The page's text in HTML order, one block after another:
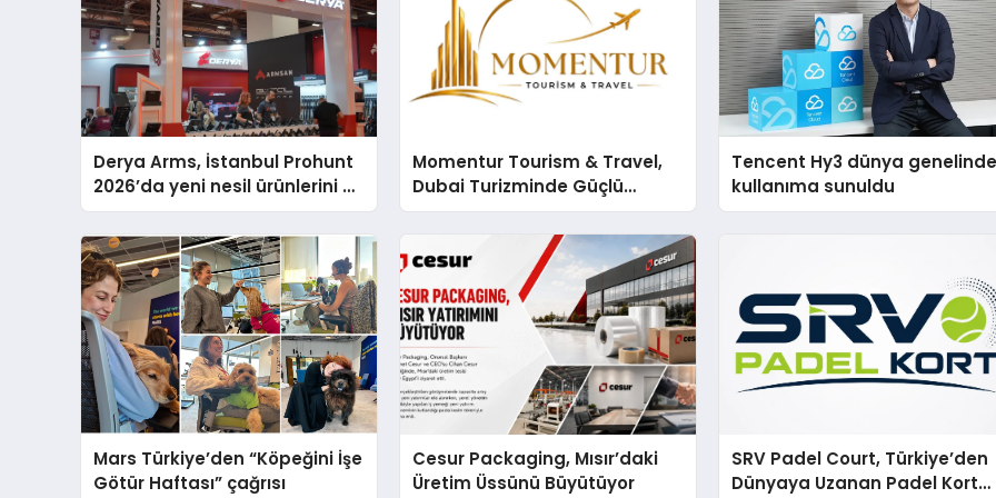
Derya Arms, İstanbul Prohunt
2026’da yeni nesil ürünlerini ve
global marka vizyonunu
sergiledi
Momentur Tourism & Travel,
Dubai Turizminde Güçlü
Operasyon Ağıyla Fark
Tencent Hy3 dünya
kullanıma sunuldu
Mars Türkiye’den “Köpeğini İşe
Götür Haftası” çağrısı
Cesur Packaging, Mısır’daki
Üretim Üssünü Büyütüyor
SRV Padel Court, Türkiye’den
Dünyaya Uzanan Padel Kort